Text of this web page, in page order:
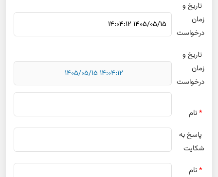
تاریخ و
زمان
درخواست
تاریخ و
زمان
درخواست
*نام
پاسخ به
شکایت
*نام